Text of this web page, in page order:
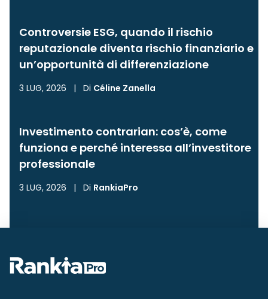
Controversie ESG, quando il rischio
reputazionale diventa rischio finanziario e
un’opportunità di differenziazione
3 LUG, 2026 | Di Céline Zanella
Investimento contrarian: cos’è, come
funziona e perché interessa all’investitore
professionale
3 LUG, 2026 | Di RankiaPro